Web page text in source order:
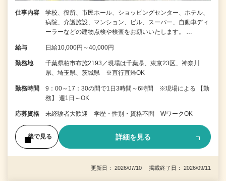
仕事内容
学校、役所、市民ホール、ショッピングセンター、ホテル、
病院、介護施設、マンション、ビル、スーパー、自動車ディ
ーラーなどの建物点検や検査をお願いいたします。 …
給与 日給10,000円～40,000円
勤務地
千葉県柏市布施2193／現場は千葉県、東京23区、神奈川
県、埼玉県、茨城県 ※直行直帰OK
勤務時間
9：00～17：30の間で1日3時間～6時間 ※現場による 【勤
務】 週1日～OK
応募資格 未経験者大歓迎 学歴・性別・資格不問 WワークOK
後で見る 詳細を見る
更新日： 2026/07/10 掲載終了日： 2026/09/11